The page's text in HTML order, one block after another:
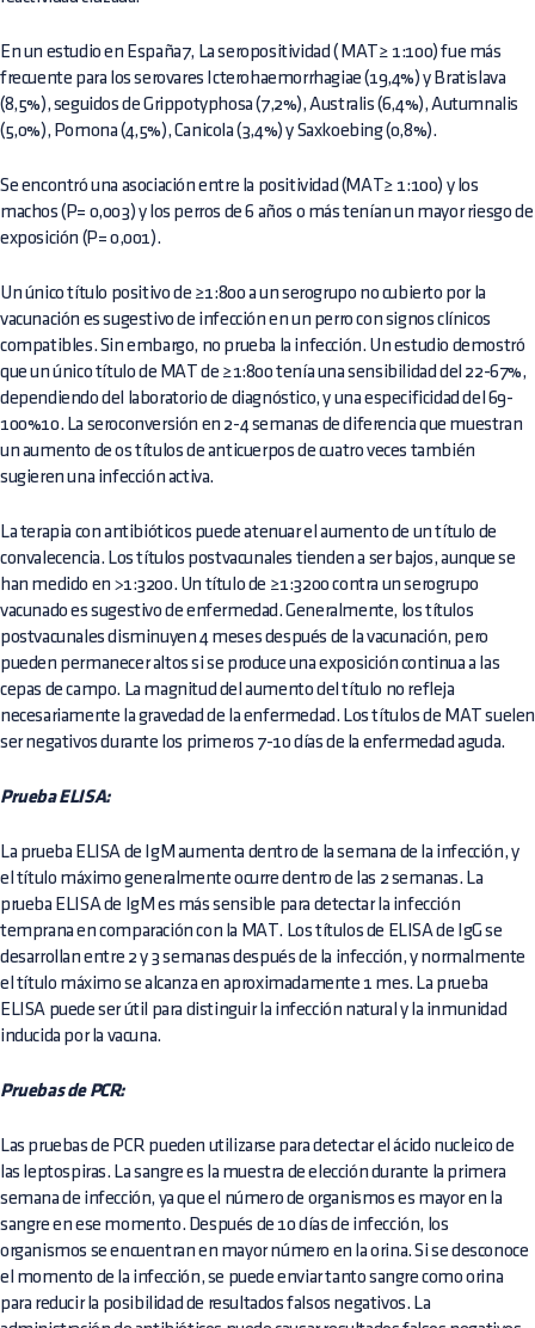
En un estudio en España7, La seropositividad ( MAT≥ 1:100) fue más
frecuente para los serovares Icterohaemorrhagiae (19,4%) y Bratislava
(8,5%), seguidos de Grippotyphosa (7,2%), Australis (6,4%), Autumnalis
(5,0%), Pomona (4,5%), Canicola (3,4%) y Saxkoebing (0,8%).
Se encontró una asociación entre la positividad (MAT≥ 1:100) y los
machos (P= 0,003) y los perros de 6 años o más tenían un mayor riesgo de
exposición (P= 0,001).
Un único título positivo de ≥1:800 a un serogrupo no cubierto por la
vacunación es sugestivo de infección en un perro con signos clínicos
compatibles. Sin embargo, no prueba la infección. Un estudio demostró
que un único título de MAT de ≥1:800 tenía una sensibilidad del 22-67%,
dependiendo del laboratorio de diagnóstico, y una especificidad del 69-
100%10. La seroconversión en 2-4 semanas de diferencia que muestran
un aumento de os títulos de anticuerpos de cuatro veces también
sugieren una infección activa.
La terapia con antibióticos puede atenuar el aumento de un título de
convalecencia. Los títulos postvacunales tienden a ser bajos, aunque se
han medido en >1:3200. Un título de ≥1:3200 contra un serogrupo
vacunado es sugestivo de enfermedad. Generalmente, los títulos
postvacunales disminuyen 4 meses después de la vacunación, pero
pueden permanecer altos si se produce una exposición continua a las
cepas de campo. La magnitud del aumento del título no refleja
necesariamente la gravedad de la enfermedad. Los títulos de MAT suelen
ser negativos durante los primeros 7-10 días de la enfermedad aguda.
Prueba ELISA:
La prueba ELISA de IgM aumenta dentro de la semana de la infección, y
el título máximo generalmente ocurre dentro de las 2 semanas. La
prueba ELISA de IgM es más sensible para detectar la infección
temprana en comparación con la MAT. Los títulos de ELISA de IgG se
desarrollan entre 2 y 3 semanas después de la infección, y normalmente
el título máximo se alcanza en aproximadamente 1 mes. La prueba
ELISA puede ser útil para distinguir la infección natural y la inmunidad
inducida por la vacuna.
Pruebas de PCR:
Las pruebas de PCR pueden utilizarse para detectar el ácido nucleico de
las leptospiras. La sangre es la muestra de elección durante la primera
semana de infección, ya que el número de organismos es mayor en la
sangre en ese momento. Después de 10 días de infección, los
organismos se encuentran en mayor número en la orina. Si se desconoce
el momento de la infección, se puede enviar tanto sangre como orina
para reducir la posibilidad de resultados falsos negativos. La